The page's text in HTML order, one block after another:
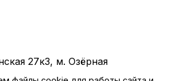
27к3, м. Озёрная